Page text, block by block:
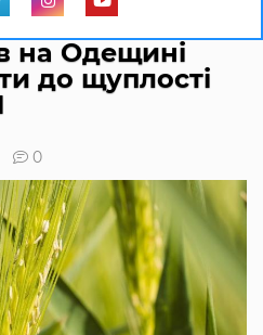
на Одещині
до щуплості
0